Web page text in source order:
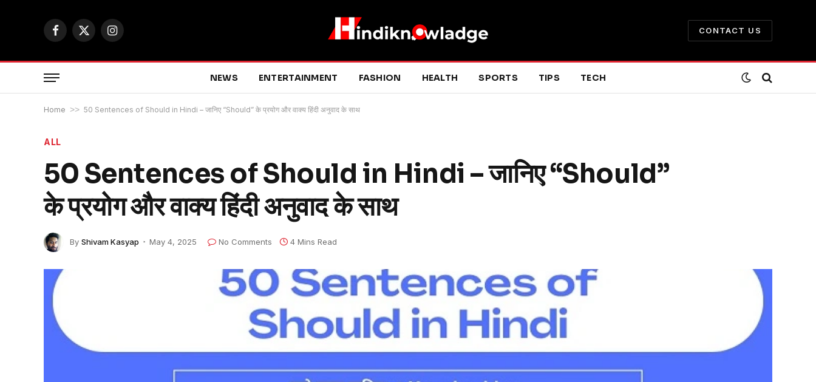
Facebook
X
Instagram
CONTACT US
NEWS ENTERTAINMENT FASHION HEALTH SPORTS TIPS TECH
Home >> 50 Sentences of Should in Hindi – जानिए “Should” के प्रयोग और वाक्य हिंदी अनुवाद के साथ
ALL
50 Sentences of Should in Hindi – जानिए “Should”
के प्रयोग और वाक्य हिंदी अनुवाद के साथ
By Shivam Kasyap May 4, 2025 No Comments 4 Mins Read